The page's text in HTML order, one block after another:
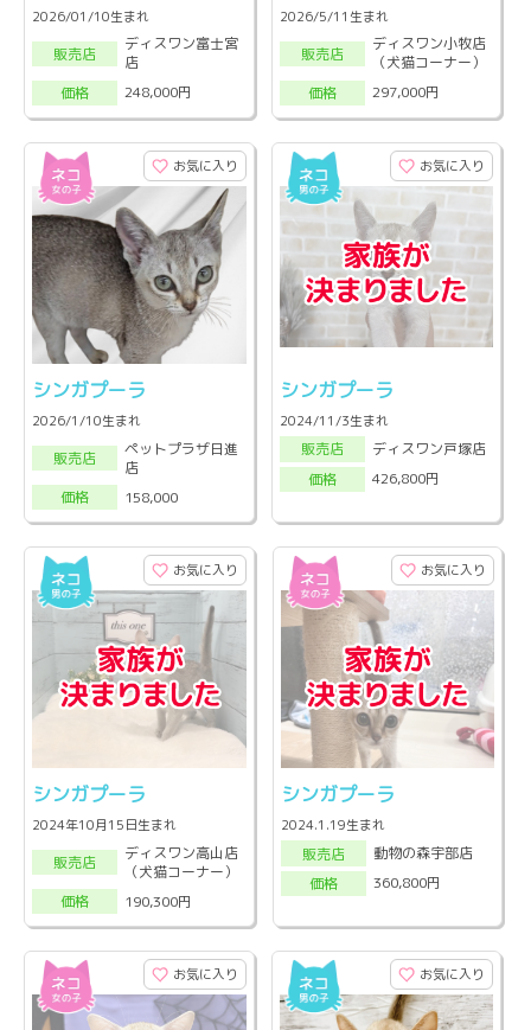
2026/01/10生まれ
販売店
ディスワン富士宮
店
価格
248,000円
2026/5/11生まれ
販売店
ディスワン小牧店
（犬猫コーナー）
価格
297,000円
お気に入り
シンガプーラ
2026/1/10生まれ
販売店
ペットプラザ日進
店
価格
158,000
お気に入り
シンガプーラ
2024/11/3生まれ
販売店
ディスワン戸塚店
価格
426,800円
お気に入り
シンガプーラ
2024年10月15日生まれ
販売店
ディスワン高山店
（犬猫コーナー）
価格
190,300円
お気に入り
シンガプーラ
2024.1.19生まれ
販売店
動物の森宇部店
価格
360,800円
お気に入り お気に入り